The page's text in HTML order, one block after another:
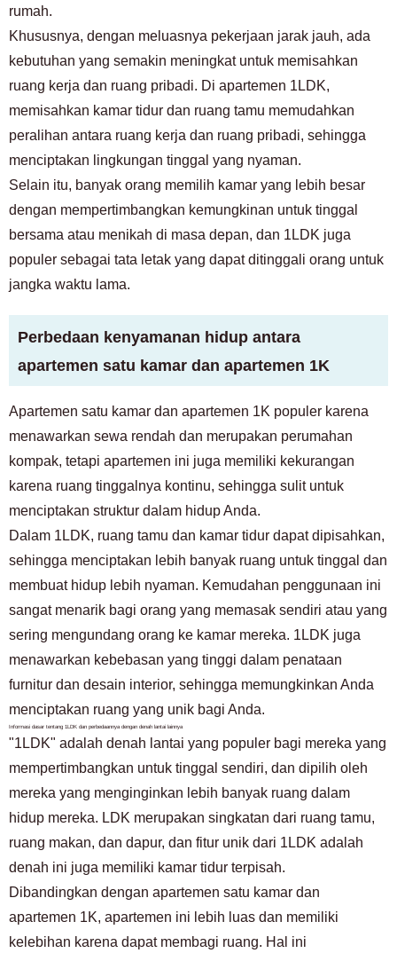
rumah.
Khususnya, dengan meluasnya pekerjaan jarak jauh, ada
kebutuhan yang semakin meningkat untuk memisahkan
ruang kerja dan ruang pribadi. Di apartemen 1LDK,
memisahkan kamar tidur dan ruang tamu memudahkan
peralihan antara ruang kerja dan ruang pribadi, sehingga
menciptakan lingkungan tinggal yang nyaman.
Selain itu, banyak orang memilih kamar yang lebih besar
dengan mempertimbangkan kemungkinan untuk tinggal
bersama atau menikah di masa depan, dan 1LDK juga
populer sebagai tata letak yang dapat ditinggali orang untuk
jangka waktu lama.
Perbedaan kenyamanan hidup antara
apartemen satu kamar dan apartemen 1K
Apartemen satu kamar dan apartemen 1K populer karena
menawarkan sewa rendah dan merupakan perumahan
kompak, tetapi apartemen ini juga memiliki kekurangan
karena ruang tinggalnya kontinu, sehingga sulit untuk
menciptakan struktur dalam hidup Anda.
Dalam 1LDK, ruang tamu dan kamar tidur dapat dipisahkan,
sehingga menciptakan lebih banyak ruang untuk tinggal dan
membuat hidup lebih nyaman. Kemudahan penggunaan ini
sangat menarik bagi orang yang memasak sendiri atau yang
sering mengundang orang ke kamar mereka. 1LDK juga
menawarkan kebebasan yang tinggi dalam penataan
furnitur dan desain interior, sehingga memungkinkan Anda
menciptakan ruang yang unik bagi Anda.
Informasi dasar tentang 1LDK dan perbedaannya dengan denah lantai lainnya
"1LDK" adalah denah lantai yang populer bagi mereka yang
mempertimbangkan untuk tinggal sendiri, dan dipilih oleh
mereka yang menginginkan lebih banyak ruang dalam
hidup mereka. LDK merupakan singkatan dari ruang tamu,
ruang makan, dan dapur, dan fitur unik dari 1LDK adalah
denah ini juga memiliki kamar tidur terpisah.
Dibandingkan dengan apartemen satu kamar dan
apartemen 1K, apartemen ini lebih luas dan memiliki
kelebihan karena dapat membagi ruang. Hal ini